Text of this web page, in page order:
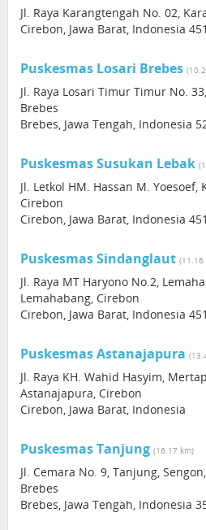
Jl. Raya Karangtengah No. 02,
Cirebon, Jawa Barat, Indonesia
Puskesmas Losari Brebes
Jl. Raya Losari Timur Timur No.
Brebes
Brebes, Jawa Tengah, Indonesia
Puskesmas Susukan Lebak
Jl. Letkol HM. Hassan M. Yoesoef,
Cirebon
Cirebon, Jawa Barat, Indonesia
Puskesmas Sindanglaut (11.16
Jl. Raya MT Haryono No.2,
Lemahabang, Cirebon
Cirebon, Jawa Barat, Indonesia
Puskesmas Astanajapura
Jl. Raya KH. Wahid Hasyim,
Astanajapura, Cirebon
Cirebon, Jawa Barat, Indonesia
Puskesmas Tanjung (16.17 km)
Jl. Cemara No. 9, Tanjung,
Brebes
Brebes, Jawa Tengah, Indonesia